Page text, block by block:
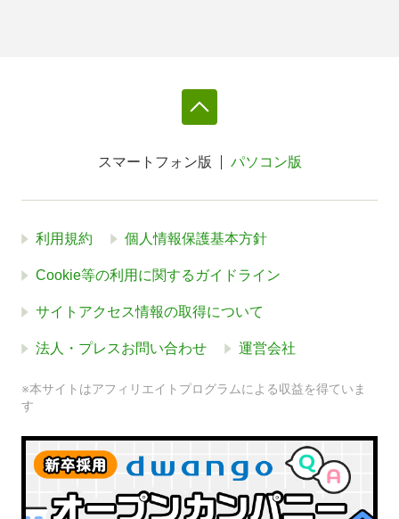
スマートフォン版 パソコン版
利用規約 個人情報保護基本方針
Cookie等の利用に関するガイドライン
サイトアクセス情報の取得について
法人・プレスお問い合わせ 運営会社
※本サイトはアフィリエイトプログラムによる収益を得ていま
す